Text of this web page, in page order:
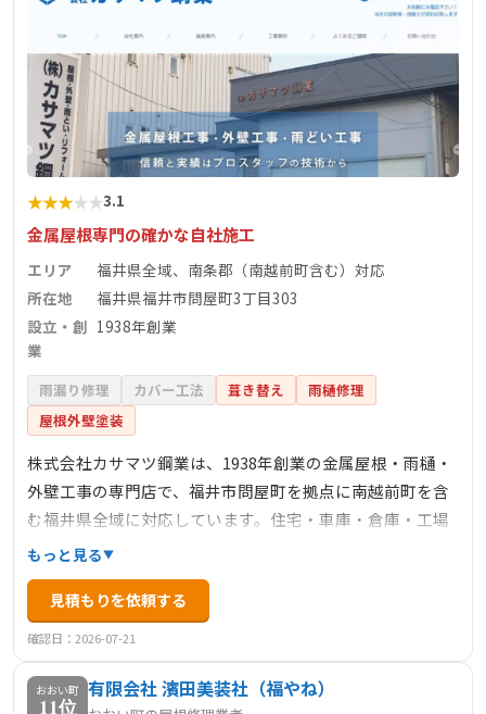
★★★★★3.1
金属屋根専門の確かな自社施工
エリア
福井県全域、南条郡（南越前町含む）対応
所在地
福井県福井市問屋町3丁目303
設立・創
業
1938年創業
雨漏り修理 カバー工法 葺き替え
雨樋修理
屋根外壁塗装
株式会社カサマツ鋼業は、1938年創業の金属屋根・雨樋・
外壁工事の専門店で、福井市問屋町を拠点に南越前町を含
む福井県全域に対応しています。住宅・車庫・倉庫・工場
などさまざまな建物に対応可能で、自社工場で加工する金
属屋根（折板・立平等）の施工に強みがあります。地域密
着の丁寧な施工をモットーとしており、80年以上の歴史と
実績に裏打ちされた信頼があります。細やかな対応と長期
的なアフターケアで、安心して任せられる会社です。
もっと見る
見積もりを依頼する
確認日：2026-07-21
おおい町
11位
有限会社 濱田美装社（福やね）